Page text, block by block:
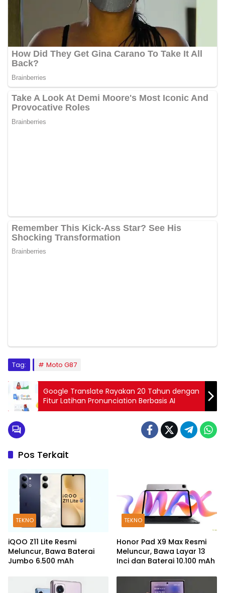
Tag: Moto G87
Google Translate Rayakan 20 Tahun dengan
Fitur Latihan Pronunciation Berbasis AI
Pos Terkait
TEKNO
iQOO Z11 Lite Resmi
Meluncur, Bawa Baterai
Jumbo 6.500 mAh
TEKNO
Honor Pad X9 Max Resmi
Meluncur, Bawa Layar 13
Inci dan Baterai 10.100 mAh